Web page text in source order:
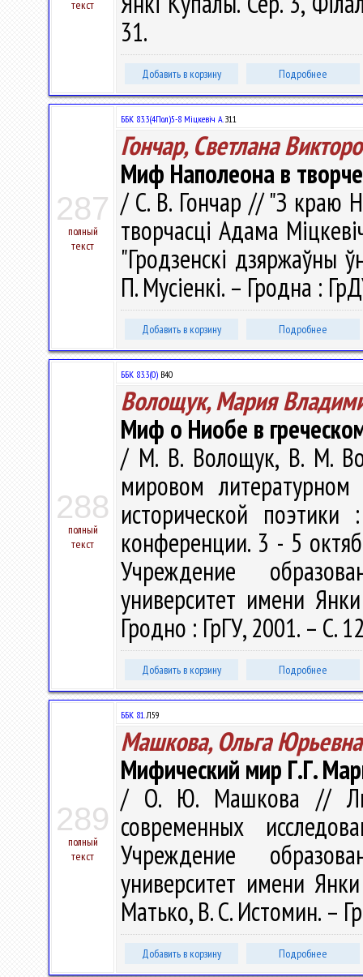
текст
31.
Добавить в корзину Подробнее
287
полный
текст
ББК 83.3(4Пол)5-8 Міцкевіч А.З11
Гончар, Светлана
Миф Наполеона в
/ С. В. Гончар // "З краю
творчасці Адама
"Гродзенскі дзяржаўны
П. Мусіенкі. – Гродна :
Добавить в корзину Подробнее
288
полный
текст
ББК 83.3(0) В40
Волощук, Мария
Миф о Ниобе в
/ М. В. Волощук, В. М.
мировом
исторической
конференции. 3 - 5
Учреждение
университет имени
Гродно : ГрГУ, 2001. – С.
Добавить в корзину Подробнее
289
полный
текст
ББК 81.Л59
Машкова, Ольга Юрьевна
Мифический мир Г.Г.
/ О. Ю. Машкова //
современных
Учреждение
университет имени
Матько, В. С. Истомин. –
Добавить в корзину Подробнее